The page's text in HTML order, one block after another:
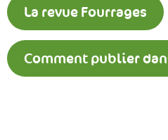
La revue Fourrages
Comment publier